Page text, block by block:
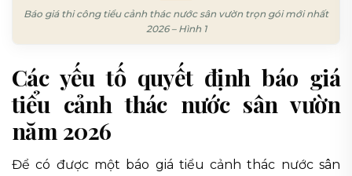
Báo giá thi công tiểu cảnh thác nước sân vườn trọn gói mới nhất
2026 – Hình 1
Các yếu tố quyết định báo giá
tiểu cảnh thác nước sân vườn
năm 2026
Để có được một báo giá tiểu cảnh thác nước sân